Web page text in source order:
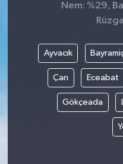
Nem: %29,
Ayvacık
Çan Eceabat
Gökçeada